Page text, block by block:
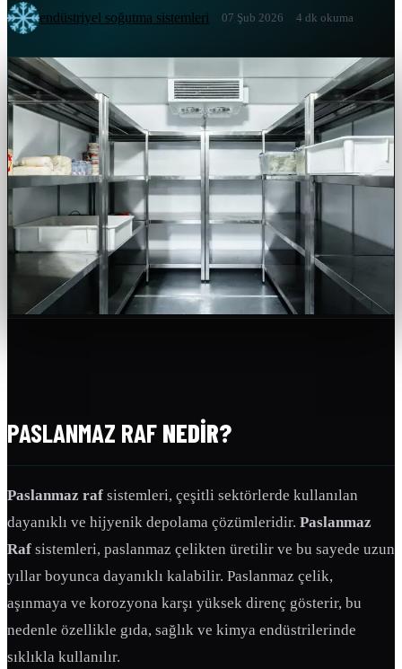
endüstriyel soğutma sistemleri 07 Şub 2026 4 dk okuma
PASLANMAZ RAF NEDIR?
Paslanmaz raf sistemleri, çeşitli sektörlerde kullanılan
dayanıklı ve hijyenik depolama çözümleridir. Paslanmaz
Raf sistemleri, paslanmaz çelikten üretilir ve bu sayede uzun
yıllar boyunca dayanıklı kalabilir. Paslanmaz çelik,
aşınmaya ve korozyona karşı yüksek direnç gösterir, bu
nedenle özellikle gıda, sağlık ve kimya endüstrilerinde
sıklıkla kullanılır.